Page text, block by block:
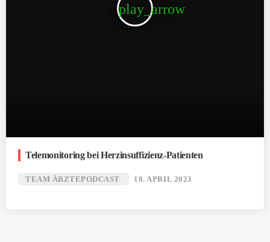
play_arrow
Telemonitoring bei Herzinsuffizienz-Patienten
TEAM ÄRZTEPODCAST 18. APRIL 2023